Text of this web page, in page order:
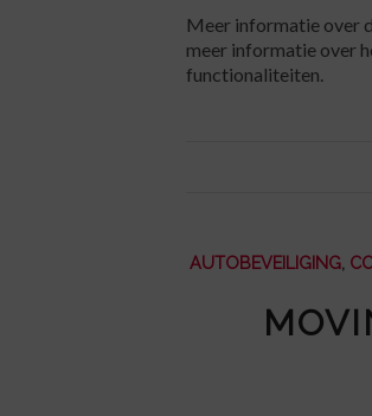
Meer informatie over
meer informatie over
functionaliteiten.
AUTOBEVEILIGING,